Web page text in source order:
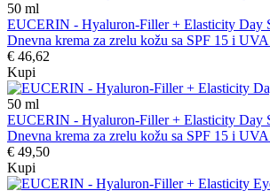
50 ml
EUCERIN - Hyaluron-Filler + Elasticity Day
Dnevna krema za zrelu kožu sa SPF 15 i
€ 46,62
Kupi
50 ml
EUCERIN - Hyaluron-Filler + Elasticity Day
Dnevna krema za zrelu kožu sa SPF 15 i
€ 49,50
Kupi